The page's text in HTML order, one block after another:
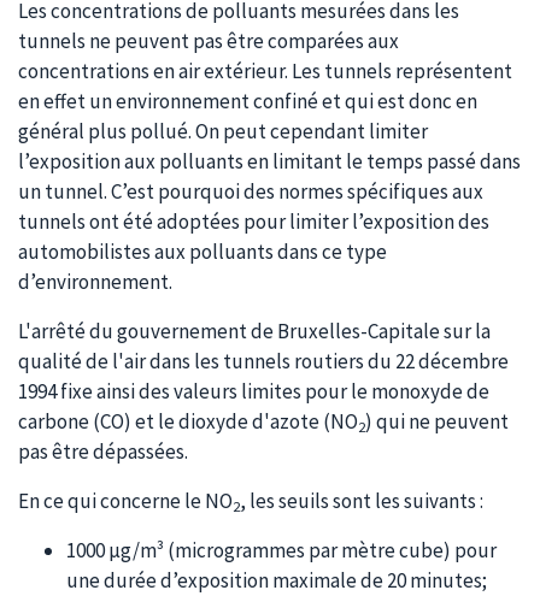
Les concentrations de polluants mesurées dans les
tunnels ne peuvent pas être comparées aux
concentrations en air extérieur. Les tunnels représentent
en effet un environnement confiné et qui est donc en
général plus pollué. On peut cependant limiter
l’exposition aux polluants en limitant le temps passé dans
un tunnel. C’est pourquoi des normes spécifiques aux
tunnels ont été adoptées pour limiter l’exposition des
automobilistes aux polluants dans ce type
d’environnement.
L'arrêté du gouvernement de Bruxelles-Capitale sur la
qualité de l'air dans les tunnels routiers du 22 décembre
1994 fixe ainsi des valeurs limites pour le monoxyde de
carbone (CO) et le dioxyde d'azote (NO2) qui ne peuvent
pas être dépassées.
En ce qui concerne le NO2, les seuils sont les suivants :
1000 µg/m³ (microgrammes par mètre cube) pour
une durée d’exposition maximale de 20 minutes;